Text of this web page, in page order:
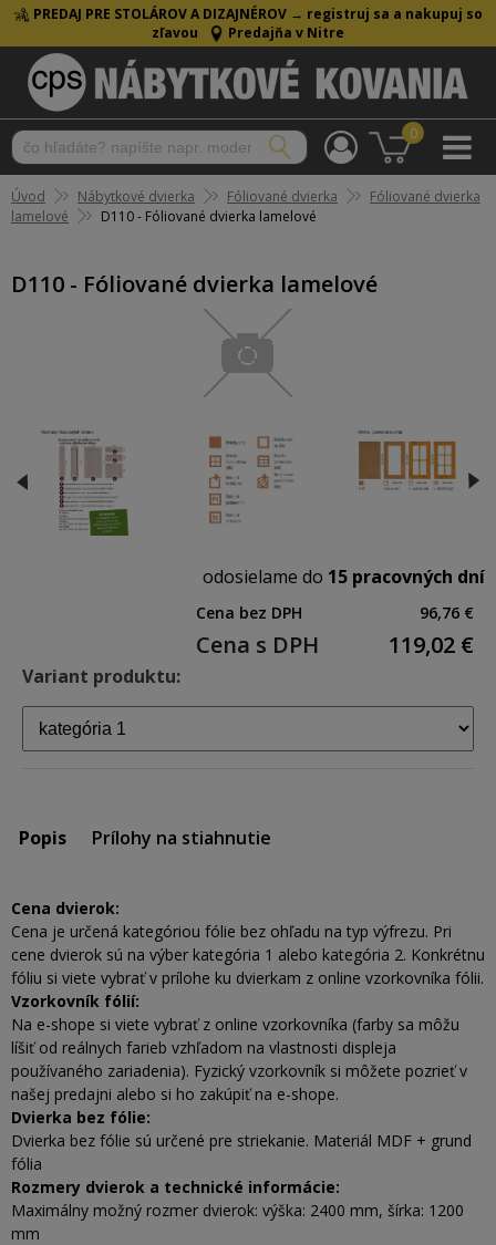
PREDAJ PRE STOLÁROV A DIZAJNÉROV → registruj sa a nakupuj so
zľavou
Predajňa v Nitre
0
Úvod Nábytkové dvierka Fóliované dvierka
Fóliované dvierka
lamelové
D110 - Fóliované dvierka lamelové
D110 - Fóliované dvierka lamelové
odosielame do 15 pracovných dní
Cena bez DPH 96,76 €
Cena s DPH 119,02 €
Variant produktu:
Popis Prílohy na stiahnutie
Cena dvierok:
Cena je určená kategóriou fólie bez ohľadu na typ výfrezu. Pri
cene dvierok sú na výber kategória 1 alebo kategória 2. Konkrétnu
fóliu si viete vybrať v prílohe ku dvierkam z online vzorkovníka fólii.
Vzorkovník fólií:
Na e-shope si viete vybrať z online vzorkovníka (farby sa môžu
líšiť od reálnych farieb vzhľadom na vlastnosti displeja
používaného zariadenia). Fyzický vzorkovník si môžete pozrieť v
našej predajni alebo si ho zakúpiť na e-shope.
Dvierka bez fólie:
Dvierka bez fólie sú určené pre striekanie. Materiál MDF + grund
fólia
Rozmery dvierok a technické informácie:
Maximálny možný rozmer dvierok: výška: 2400 mm, šírka: 1200
mm